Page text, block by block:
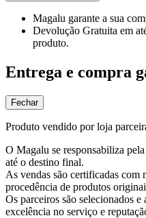
Magalu garante a sua
Devolução Gratuita em
produto.
Entrega e compra
Fechar
Produto vendido por loja
O Magalu se responsabiliza
até o destino final.
As vendas são certificadas com
procedência de produtos
Os parceiros são selecionados
excelência no serviço e